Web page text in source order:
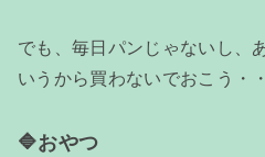
でも、毎日パンじゃないし、
いうから買わないでおこう・
🔷おやつ